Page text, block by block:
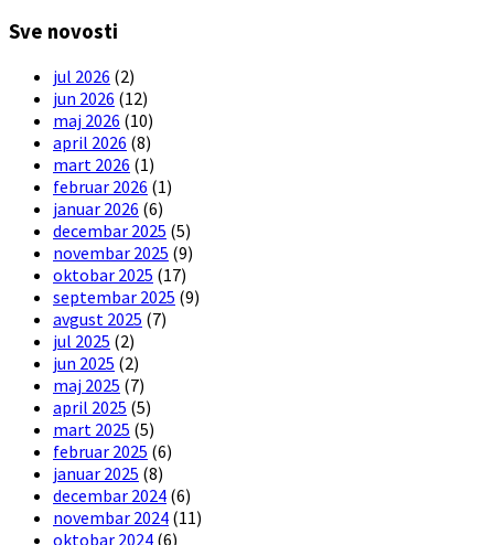
Sve novosti
jul 2026 (2)
jun 2026 (12)
maj 2026 (10)
april 2026 (8)
mart 2026 (1)
februar 2026 (1)
januar 2026 (6)
decembar 2025 (5)
novembar 2025 (9)
oktobar 2025 (17)
septembar 2025 (9)
avgust 2025 (7)
jul 2025 (2)
jun 2025 (2)
maj 2025 (7)
april 2025 (5)
mart 2025 (5)
februar 2025 (6)
januar 2025 (8)
decembar 2024 (6)
novembar 2024 (11)
oktobar 2024 (6)